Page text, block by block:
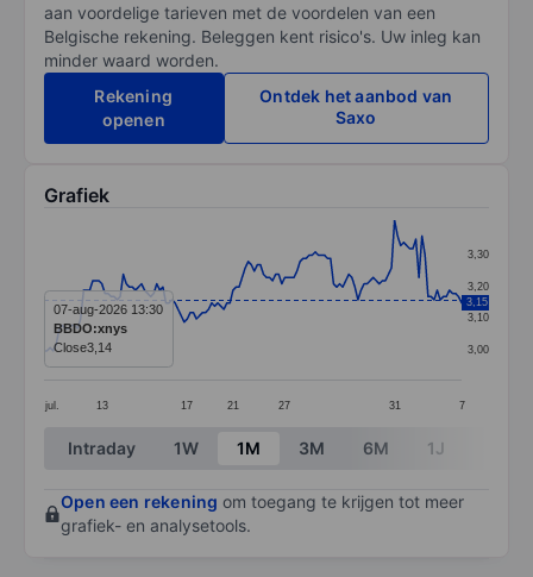
aan voordelige tarieven met de voordelen van een
Belgische rekening. Beleggen kent risico's. Uw inleg kan
minder waard worden.
Rekening
openen
Ontdek het aanbod van
Saxo
Grafiek
Line chart with 138 data points.
The chart has 1 X axis displaying categories.
The chart has 1 Y axis displaying values. Data
jul. 13 17 21 27 31 7
3,00
3,10
3,20
3,30
3,15
07-aug-2026 13:30
BBDO:xnys
Close3,14
End of interactive chart.
Intraday 1W 1M 3M 6M 1J
Open een rekening om toegang te krijgen tot meer
grafiek- en analysetools.